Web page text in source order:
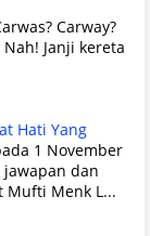
Carway?
Janji kereta
Hati Yang
1 November
dan
Mufti Menk L...